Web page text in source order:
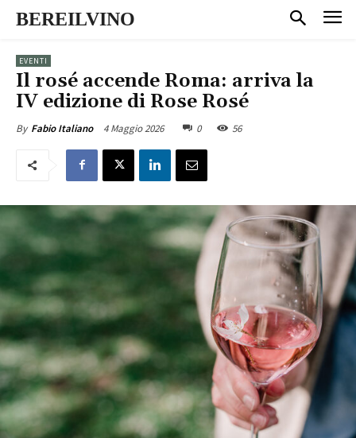
BEREILVINO
EVENTI
Il rosé accende Roma: arriva la
IV edizione di Rose Rosé
By Fabio Italiano 4 Maggio 2026 0 56